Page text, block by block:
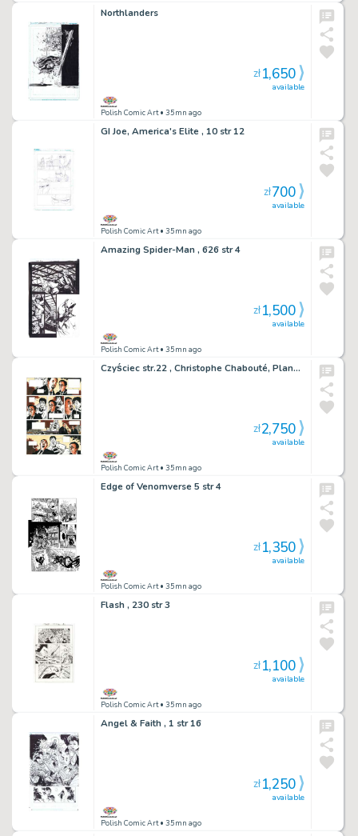
Northlanders
Polish Comic Art• 35mn ago
available
zł1,650
GI Joe, America's Elite , 10 str 12
Polish Comic Art• 35mn ago
available
zł700
Amazing Spider-Man , 626 str 4
Polish Comic Art• 35mn ago
available
zł1,500
Czyściec str.22 , Christophe Chabouté, Plansze Europy
Polish Comic Art• 35mn ago
available
zł2,750
Edge of Venomverse 5 str 4
Polish Comic Art• 35mn ago
available
zł1,350
Flash , 230 str 3
Polish Comic Art• 35mn ago
available
zł1,100
Angel & Faith , 1 str 16
Polish Comic Art• 35mn ago
available
zł1,250